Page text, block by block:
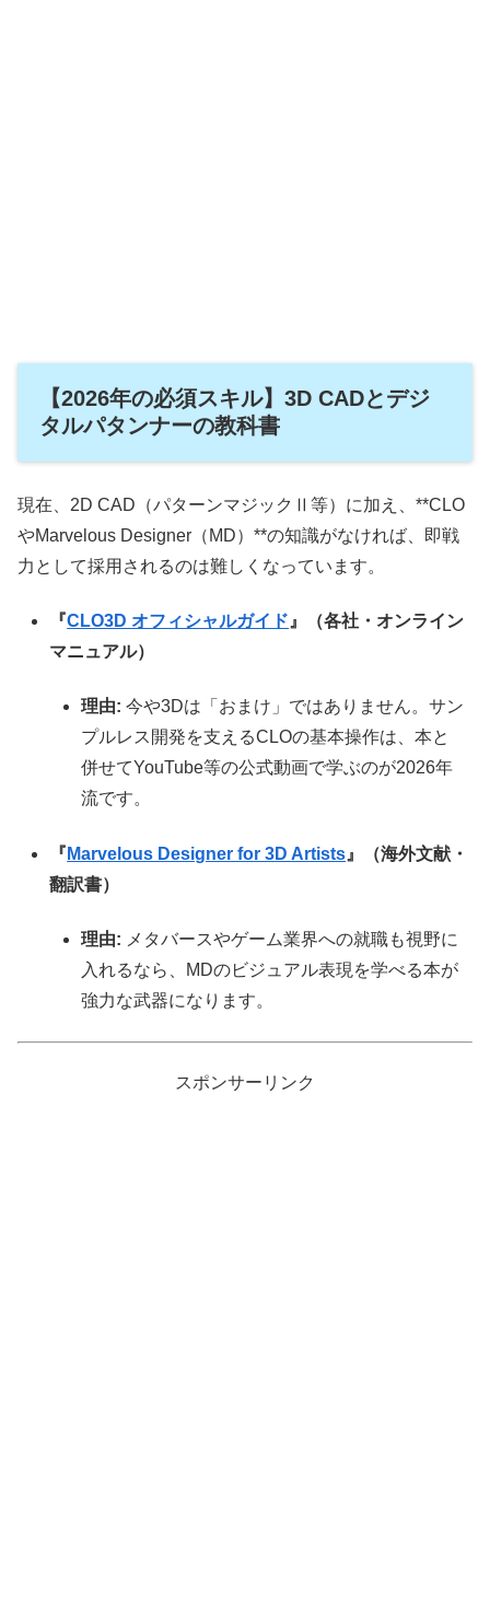
【2026年の必須スキル】3D CADとデジ
タルパタンナーの教科書
現在、2D CAD（パターンマジックⅡ等）に加え、**CLO
やMarvelous Designer（MD）**の知識がなければ、即戦
力として採用されるのは難しくなっています。
『CLO3D オフィシャルガイド 』（各社・オンライン
マニュアル）
理由: 今や3Dは「おまけ」ではありません。サン
プルレス開発を支えるCLOの基本操作は、本と
併せてYouTube等の公式動画で学ぶのが2026年
流です。
『 Marvelous Designer for 3D Artists 』（海外文献・
翻訳書）
理由: メタバースやゲーム業界への就職も視野に
入れるなら、MDのビジュアル表現を学べる本が
強力な武器になります。
スポンサーリンク